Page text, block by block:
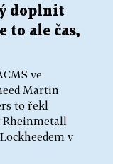
doplnit
to ale čas,
ve
Martin
to řekl
v